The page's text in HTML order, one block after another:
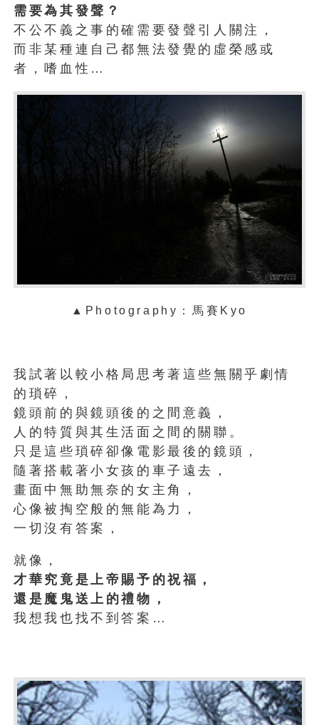
需要為其發聲？
不公不義之事的確需要發聲引人關注，
而非某種連自己都無法發覺的虛榮感或
者，嗜血性…
▲ Photography：馬賽Kyo
我試著以較小格局思考著這些無關乎劇情
的瑣碎，
鏡頭前的與鏡頭後的之間意義，
人的特質與其生活面之間的關聯。
只是這些瑣碎卻像電影最後的鏡頭，
隨著搭載著小女孩的車子遠去，
畫面中無助無奈的女主角，
心像被掏空般的無能為力，
一切沒有答案，
就像，
才華究竟是上帝賜予的祝福，
還是魔鬼送上的禮物，
我想我也找不到答案…